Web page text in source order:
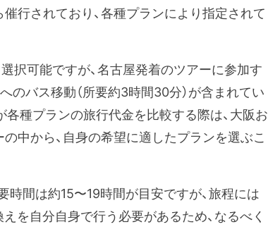
行されており、各種プランにより指定されて
択可能ですが、名古屋発着のツアーに参加す
バス移動（所要約3時間30分）が含まれてい
種プランの旅行代金を比較する際は、大阪お
中から、自身の希望に適したプランを選ぶこ
間は約15〜19時間が目安ですが、旅程には
を自分自身で行う必要があるため、なるべく